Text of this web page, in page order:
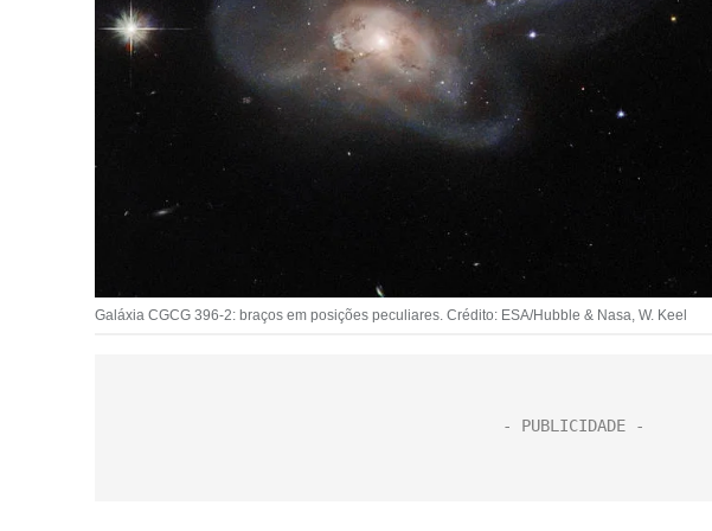
Galáxia CGCG 396-2: braços em posições peculiares. Crédito: ESA/Hubble & Nasa, W. Keel